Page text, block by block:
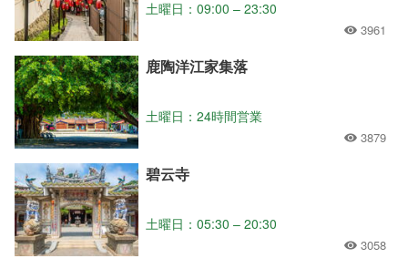
土曜日：09:00 – 23:30
3961
鹿陶洋江家集落
土曜日：24時間営業
3879
碧云寺
土曜日：05:30 – 20:30
3058